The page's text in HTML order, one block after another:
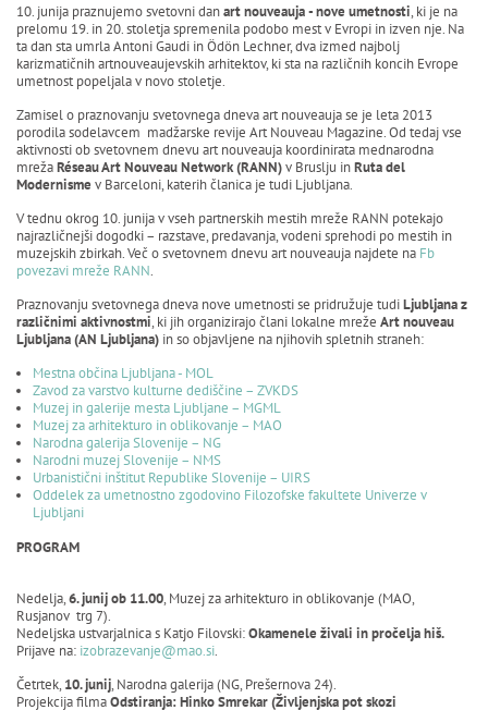
10. junija praznujemo svetovni danart nouveauja- nove umetnosti, ki je na
prelomu 19. in 20. stoletja spremenila podobo mest v Evropi in izven nje. Na
ta dan sta umrla Antoni Gaudi in Ödön Lechner, dva izmed najbolj
karizmatičnih artnouveaujevskih arhitektov, ki sta na različnih koncih Evrope
umetnost popeljala v novo stoletje.
Zamisel o praznovanju svetovnega dneva art nouveauja se je leta 2013
porodila sodelavcem madžarske revije Art Nouveau Magazine. Od tedaj vse
aktivnosti ob svetovnem dnevu art nouveauja koordinirata mednarodna
mrežaRéseau Art Nouveau Network (RANN)v Bruslju inRuta del
Modernismev Barceloni, katerih članica je tudi Ljubljana.
V tednu okrog 10. junija v vseh partnerskih mestih mreže RANN potekajo
najrazličnejši dogodki – razstave, predavanja, vodeni sprehodi po mestih in
muzejskih zbirkah. Več o svetovnem dnevu art nouveauja najdete na Fb
povezavi mreže RANN.
Praznovanju svetovnega dneva nove umetnosti se pridružuje tudiLjubljana z
različnimi aktivnostmi, ki jih organizirajo člani lokalne mreže Art nouveau
Ljubljana (AN Ljubljana) in so objavljene na njihovih spletnih straneh:
Mestna občina Ljubljana - MOL
Zavod za varstvo kulturne dediščine – ZVKDS
Muzej in galerije mesta Ljubljane – MGML
Muzej za arhitekturo in oblikovanje – MAO
Narodna galerija Slovenije – NG
Narodni muzej Slovenije – NMS
Urbanistični inštitut Republike Slovenije – UIRS
Oddelek za umetnostno zgodovino Filozofske fakultete Univerze v
Ljubljani
PROGRAM
Nedelja,6. junij ob 11.00, Muzej za arhitekturo in oblikovanje (MAO,
Rusjanov trg 7).
Nedeljska ustvarjalnica s Katjo Filovski:Okamenele živali in pročelja hiš.
Prijave na: izobrazevanje@mao.si.
Četrtek, 10. junij, Narodna galerija (NG, Prešernova 24).
Projekcija filmaOdstiranja: Hinko Smrekar (Življenjska pot skozi